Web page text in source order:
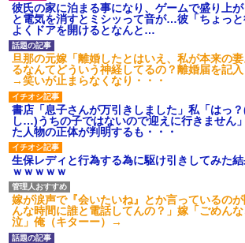
彼氏の家に泊まる事になり、ゲームで盛り上が
と電気を消すとミシッって音が…彼「ちょっ
よくドアを開けるとなんと…
旦那の元嫁「離婚したとはいえ、私が本来の
るなんてどういう神経してるの？離婚届を記入
→笑いが止まらなくなり・・・
書店「息子さんが万引きしました」私「はっ
し…)うちの子ではないので迎えに行きません
た人物の正体が判明するも・・・
生保レディと行為する為に駆け引きしてみた
ｗｗｗｗｗ
嫁が涙声で『会いたいね』とか言っているの
んな時間に誰と電話してんの？」嫁「ごめん
泣」俺（キターー）→